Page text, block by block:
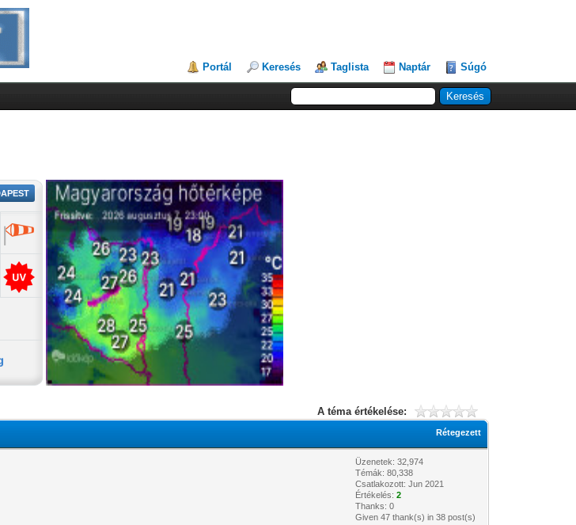
Portál Keresés Taglista Naptár Súgó
A téma értékelése:
Rétegezett
Üzenetek: 32,974
Témák: 80,338
Csatlakozott: Jun 2021
Értékelés:2
Thanks: 0
Given 47 thank(s) in 38 post(s)